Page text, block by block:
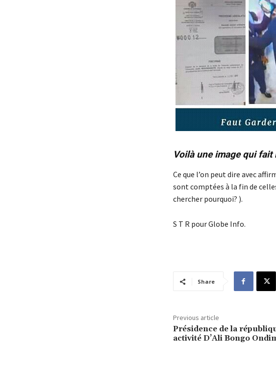
Voilà une image qui
Ce que l’on peut dire avec
sont comptées à la fin de
chercher pourquoi? ).
S T R pour Globe Info.
Share
Previous article
Présidence de la
activité D’Ali Bongo